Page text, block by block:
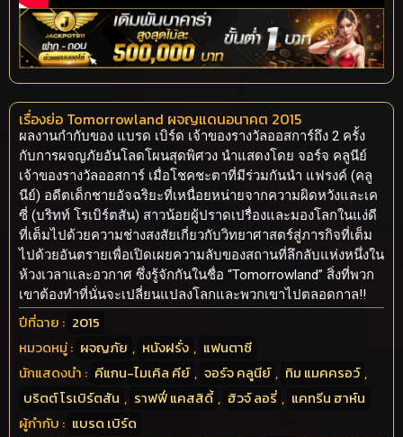
เรื่องย่อ Tomorrowland ผจญแดนอนาคต 2015
ผลงานกำกับของ แบรด เบิร์ด เจ้าของรางวัลออสการ์ถึง 2 ครั้ง
กับการผจญภัยอันโลดโผนสุดพิศวง นำแสดงโดย จอร์จ คลูนีย์
เจ้าของรางวัลออสการ์ เมื่อโชคชะตาที่มีร่วมกันนำ แฟรงค์ (คลู
นีย์) อดีตเด็กชายอัจฉริยะที่เหนื่อยหน่ายจากความผิดหวังและเค
ซี่ (บริทท์ โรเบิร์ตสัน) สาวน้อยผู้ปราดเปรื่องและมองโลกในแง่ดี
ที่เต็มไปด้วยความช่างสงสัยเกี่ยวกับวิทยาศาสตร์สู่ภารกิจที่เต็ม
ไปด้วยอันตรายเพื่อเปิดเผยความลับของสถานที่ลึกลับแห่งหนึ่งใน
ห้วงเวลาและอวกาศ ซึ่งรู้จักกันในชื่อ “Tomorrowland” สิ่งที่พวก
เขาต้องทำที่นั่นจะเปลี่ยนแปลงโลกและพวกเขาไปตลอดกาล!!
ปีที่ฉาย : 2015
หมวดหมู่ : ผจญภัย , หนังฝรั่ง , แฟนตาซี
นักแสดงนำ : คีแกน-ไมเคิล คีย์ , จอร์จ คลูนีย์ , ทิม แมคครอว์ ,
บริตต์ โรเบิร์ตสัน , ราฟฟี่ แคสสิดี้ , ฮิวจ์ ลอรี่ , แคทรีน ฮาห์น
ผู้กำกับ : แบรด เบิร์ด